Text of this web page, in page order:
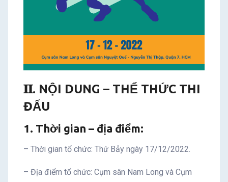
𝐈𝐈. NỘI DUNG – THỂ THỨC THI
ĐẤU
1. Thời gian – địa điểm:
– Thời gian tổ chức: Thứ Bảy ngày 17/12/2022.
– Địa điểm tổ chức: Cụm sân Nam Long và Cụm